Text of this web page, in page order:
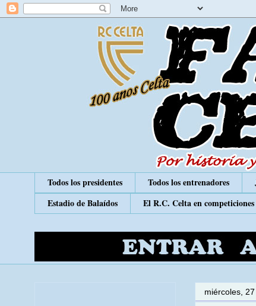
Todos los presidentes Todos los entrenadores
Estadio de Balaídos
El R.C. Celta en competiciones
miércoles,